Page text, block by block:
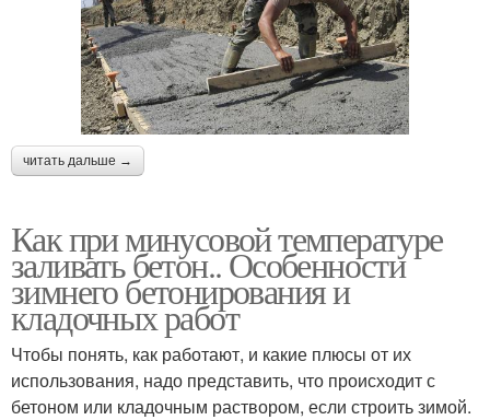
читать дальше →
Как при минусовой температуре
заливать бетон.. Особенности
зимнего бетонирования и
кладочных работ
Чтобы понять, как работают, и какие плюсы от их
использования, надо представить, что происходит с
бетоном или кладочным раствором, если строить зимой.